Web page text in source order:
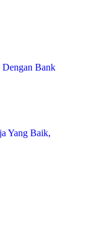
Bank
Yang Baik,